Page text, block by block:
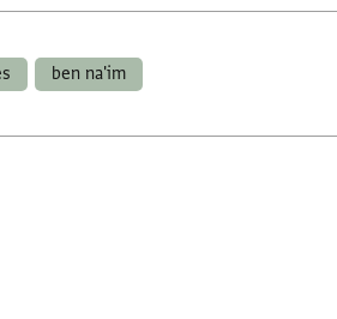
ben na'im